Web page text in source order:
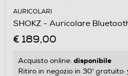
AURICOLARI
SHOKZ - Auricolare
€ 189,00
Acquisto online: disponibile
Ritiro in negozio in 30' gratuito: